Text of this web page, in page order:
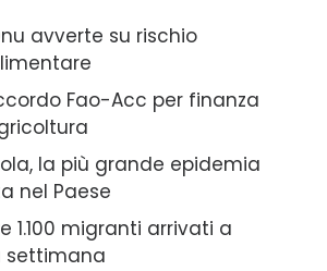
avverte su rischio
Fao-Acc per finanza
la più grande epidemia
nel Paese
1.100 migranti arrivati a
settimana